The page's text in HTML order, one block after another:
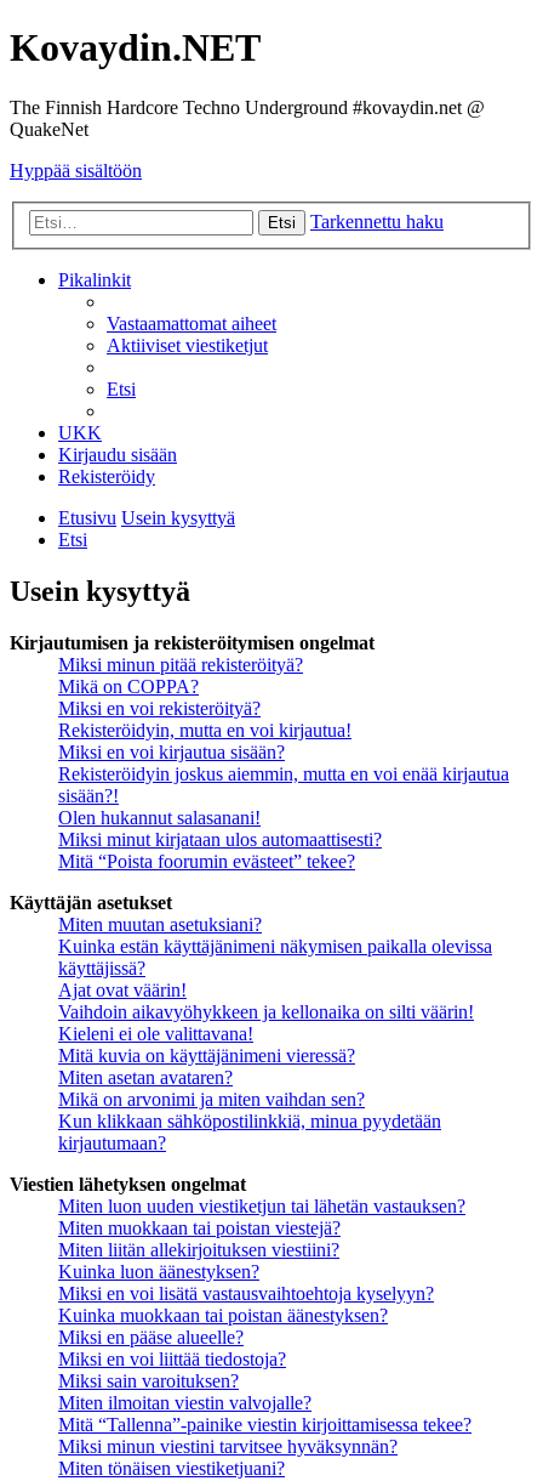
Kovaydin.NET
The Finnish Hardcore Techno Underground #kovaydin.net @
QuakeNet
Hyppää sisältöön
Etsi Tarkennettu haku
Pikalinkit
Vastaamattomat aiheet
Aktiiviset viestiketjut
Etsi
UKK
Kirjaudu sisään
Rekisteröidy
Etusivu Usein kysyttyä
Etsi
Usein kysyttyä
Kirjautumisen ja rekisteröitymisen ongelmat
Miksi minun pitää rekisteröityä?
Mikä on COPPA?
Miksi en voi rekisteröityä?
Rekisteröidyin, mutta en voi kirjautua!
Miksi en voi kirjautua sisään?
Rekisteröidyin joskus aiemmin, mutta en voi enää kirjautua
sisään?!
Olen hukannut salasanani!
Miksi minut kirjataan ulos automaattisesti?
Mitä “Poista foorumin evästeet” tekee?
Käyttäjän asetukset
Miten muutan asetuksiani?
Kuinka estän käyttäjänimeni näkymisen paikalla olevissa
käyttäjissä?
Ajat ovat väärin!
Vaihdoin aikavyöhykkeen ja kellonaika on silti väärin!
Kieleni ei ole valittavana!
Mitä kuvia on käyttäjänimeni vieressä?
Miten asetan avataren?
Mikä on arvonimi ja miten vaihdan sen?
Kun klikkaan sähköpostilinkkiä, minua pyydetään
kirjautumaan?
Viestien lähetyksen ongelmat
Miten luon uuden viestiketjun tai lähetän vastauksen?
Miten muokkaan tai poistan viestejä?
Miten liitän allekirjoituksen viestiini?
Kuinka luon äänestyksen?
Miksi en voi lisätä vastausvaihtoehtoja kyselyyn?
Kuinka muokkaan tai poistan äänestyksen?
Miksi en pääse alueelle?
Miksi en voi liittää tiedostoja?
Miksi sain varoituksen?
Miten ilmoitan viestin valvojalle?
Mitä “Tallenna”-painike viestin kirjoittamisessa tekee?
Miksi minun viestini tarvitsee hyväksynnän?
Miten tönäisen viestiketjuani?